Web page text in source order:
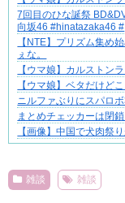
7回目のひな誕祭
向坂46 #hinatazaka46 #
【NTE】プリズム集め
ぇな。
【ウマ娘】カルストン
【ウマ娘】ベタだけど
ニルファぶりにスパロ
まとめチェッカーは閉
【画像】中国で犬肉祭
雑談 雑談